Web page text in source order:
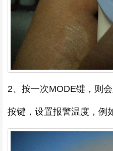
2、按一次MODE键，则
按键，设置报警温度，例